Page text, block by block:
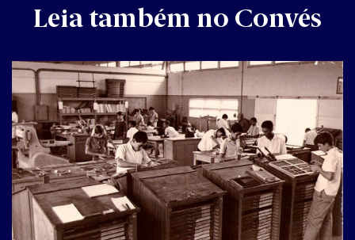
Leia também no Convés